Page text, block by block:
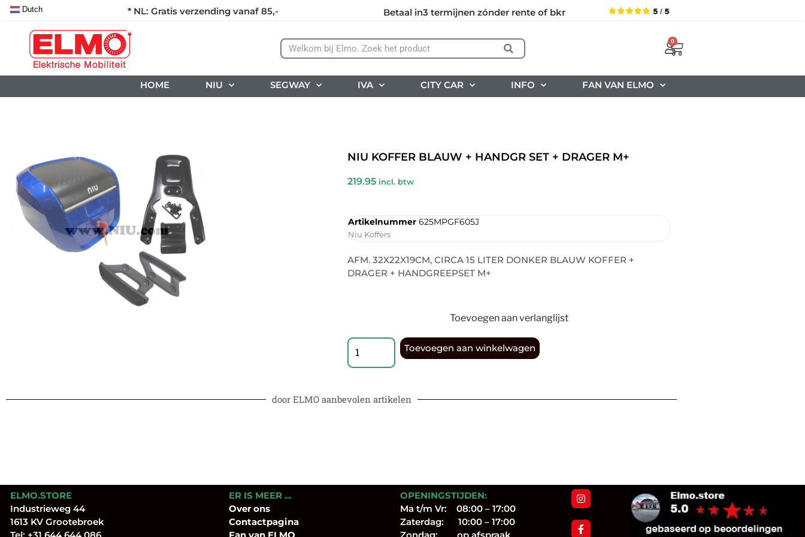
* NL: Gratis verzending vanaf 85,- Betaal in3 termijnen zónder rente of bkr
Dutch
0
HOME NIU SEGWAY IVA CITY CAR INFO FAN VAN ELMO
NIU KOFFER BLAUW + HANDGR SET + DRAGER M+
219.95 incl. btw
Artikelnummer 625MPGF605J
Niu Koffers
AFM. 32X22X19CM, CIRCA 15 LITER DONKER BLAUW KOFFER +
DRAGER + HANDGREEPSET M+
Toevoegen aan verlanglijst
Toevoegen aan winkelwagen
door ELMO aanbevolen artikelen
ELMO.STORE
Industrieweg 44
1613 KV Grootebroek
ER IS MEER …
Over ons
Contactpagina
OPENINGSTIJDEN:
Ma t/m Vr: 08:00 – 17:00
Zaterdag: 10:00 – 17:00